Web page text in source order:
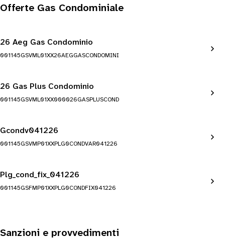
Offerte Gas Condominiale
26 Aeg Gas Condominio
001145GSVML01XX26AEGGASCONDOMINI
26 Gas Plus Condominio
001145GSVML01XX000026GASPLUSCOND
Gcondv041226
001145GSVMP01XXPLG0CONDVAR041226
Plg_cond_fix_041226
001145GSFMP01XXPLG0CONDFIX041226
Sanzioni e provvedimenti